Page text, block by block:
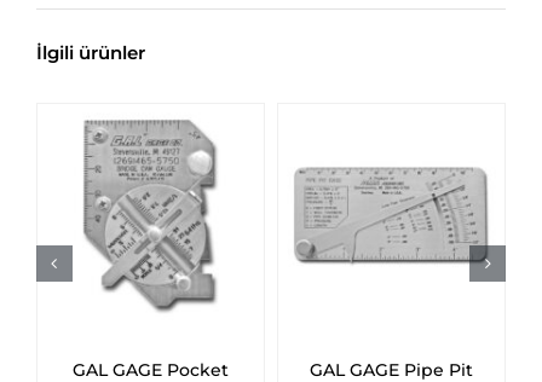
İlgili ürünler
GAL GAGE Pocket
GAL GAGE Pipe Pit